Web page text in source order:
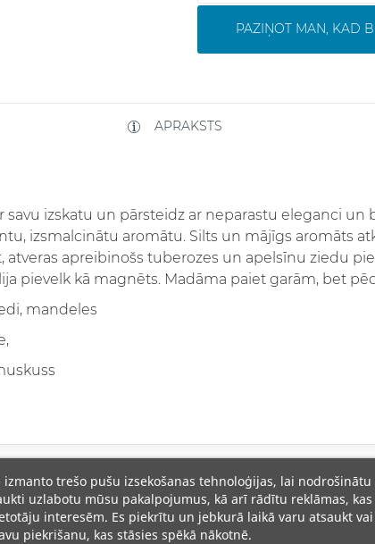
PAZIŅOT MAN, KAD
APRAKSTS
savu izskatu un pārsteidz ar neparastu eleganci un
izsmalcinātu aromātu. Silts un mājīgs aromāts
apreibinošs tuberozes un apelsīnu ziedu
pievelk kā magnēts. Madāma paiet garām, bet
mandeles
izmanto trešo pušu izsekošanas tehnoloģijas, lai nodrošinātu
uzlabotu mūsu pakalpojumus, kā arī rādītu reklāmas, kas
interesēm. Es piekrītu un jebkurā laikā varu atsaukt vai
piekrišanu, kas stāsies spēkā nākotnē.